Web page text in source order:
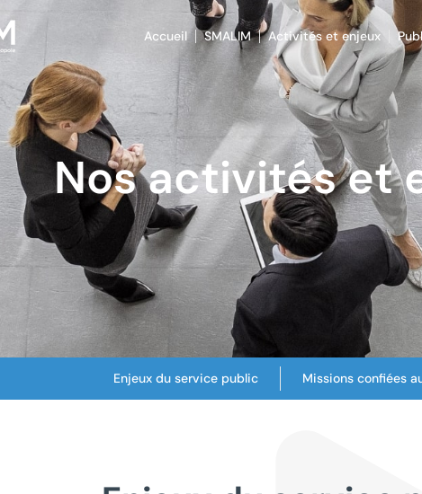
Accueil SMALIM Activités et enjeux
Nos activités et
Enjeux du service public Missions confiées